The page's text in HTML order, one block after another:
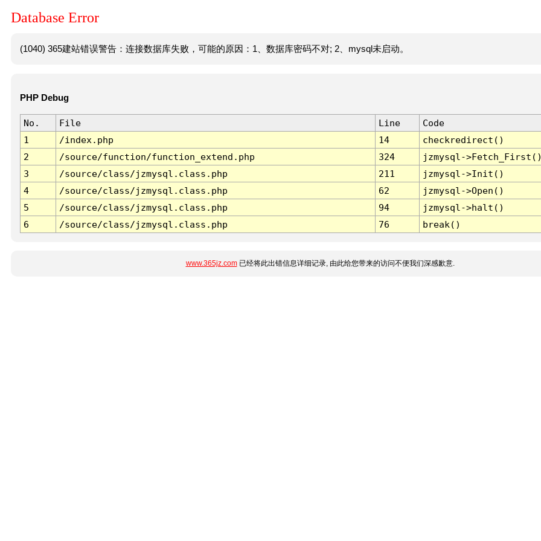
Database Error
(1040) 365建站错误警告：连接数据库失败，可能的原因：1、数据库密码不对; 2、mysql未启动。
PHP Debug
No. File Line
Code
1
/index.php 14
checkredirect()
2
/source/function/function_extend.php 324
jzmysql-
3
/source/class/jzmysql.class.php 211
jzmysql->Init()
4
/source/class/jzmysql.class.php 62
jzmysql->Open()
5
/source/class/jzmysql.class.php 94
jzmysql->halt()
6
/source/class/jzmysql.class.php 76 break()
www.365jz.com已经将此出错信息详细记录, 由此给您带来的访问不便我们深感歉意.